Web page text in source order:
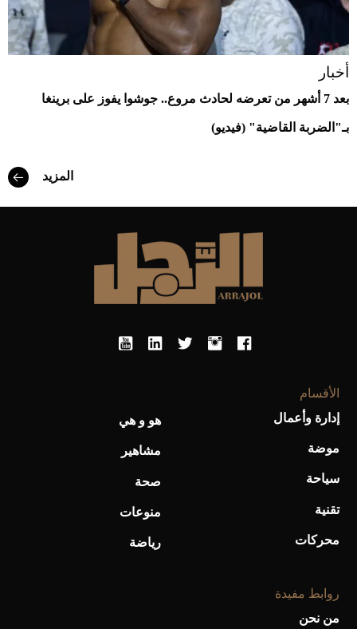
أخبار
بعد 7 أشهر من تعرضه لحادث مروع.. جوشوا يفوز على برينغا
بـ"الضربة القاضية" (فيديو)
المزيد
الأقسام
إدارة وأعمال
موضة
سياحة
تقنية
محركات
هو و هي
مشاهير
صحة
منوعات
رياضة
روابط مفيدة
من نحن